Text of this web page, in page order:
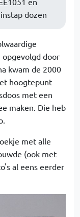
dozen
opgevolgd door
kwam de 2000
hoogtepunt
met een
maken. Die heb
met alle
(ook met
al eens eerder